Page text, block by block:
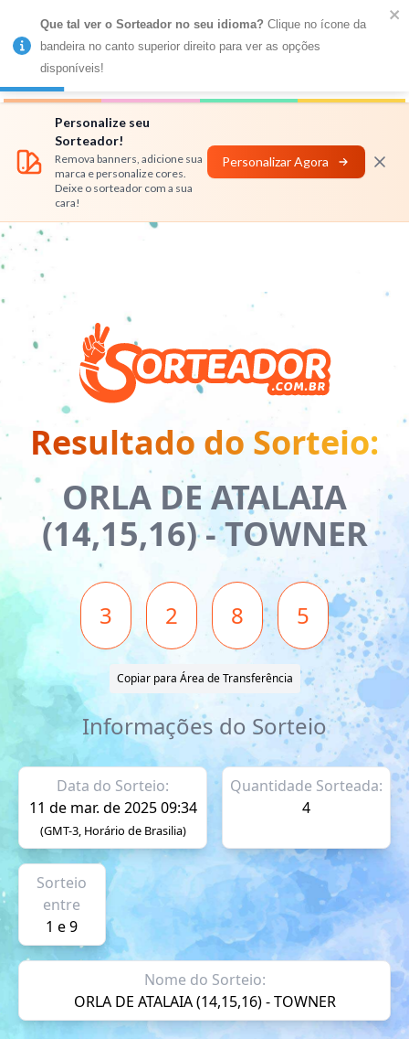
MENU
Números
Personalize seu
Sorteador!
Remova banners, adicione sua
marca e personalize cores.
Deixe o sorteador com a sua
cara!
Personalizar Agora
Resultado do Sorteio:
ORLA DE ATALAIA
(14,15,16) - TOWNER
3 2 8 5
Copiar para Área de Transferência
Informações do Sorteio
Data do Sorteio:
11 de mar. de 2025 09:34
(GMT-3, Horário de Brasilia)
Quantidade Sorteada:
4
Sorteio
entre
1 e 9
Nome do Sorteio:
ORLA DE ATALAIA (14,15,16) - TOWNER
Que tal ver o Sorteador no seu idioma? Clique no ícone da
bandeira no canto superior direito para ver as opções
disponíveis!